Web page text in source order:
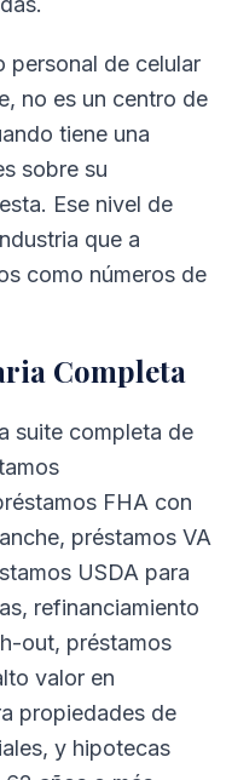
personal de celular
no es un centro de
tiene una
sobre su
Ese nivel de
que a
como números de
Completa
suite completa de
FHA con
préstamos VA
USDA para
refinanciamiento
out, préstamos
valor en
propiedades de
y hipotecas